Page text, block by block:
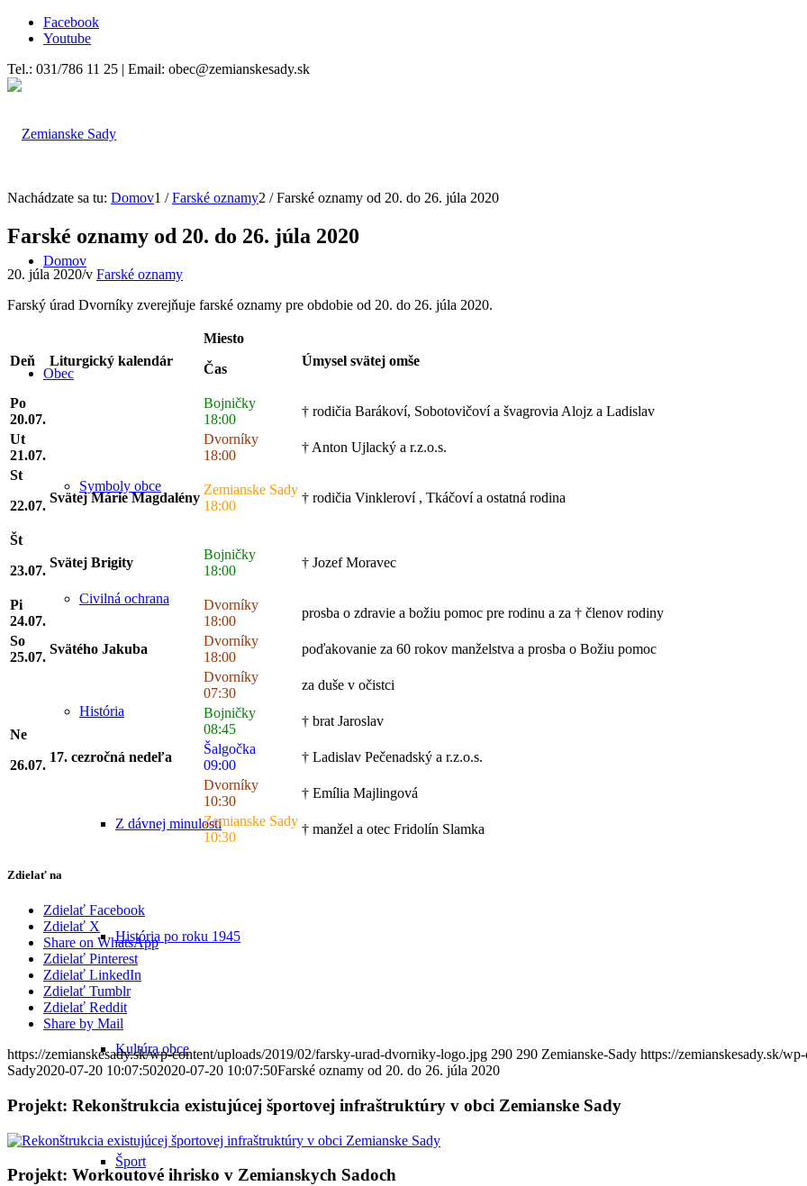
Facebook
Youtube
Tel.: 031/786 11 25 | Email: obec@zemianskesady.sk
Domov
Obec
Symboly obce
Civilná ochrana
História
Z dávnej minulosti
História po roku 1945
Kultúra obce
Šport
Nachádzate sa tu: Domov1 / Farské oznamy2 / Farské oznamy od 20. do 26. júla 2020
Farské oznamy od 20. do 26. júla 2020
20. júla 2020/v Farské oznamy
Farský úrad Dvorníky zverejňuje farské oznamy pre obdobie od 20. do 26. júla 2020.
Deň Liturgický kalendár
Miesto
Čas
Úmysel svätej omše
Po
20.07.
Bojničky
18:00
† rodičia Barákoví, Sobotovičoví a švagrovia Alojz a Ladislav
Ut
21.07.
Dvorníky
18:00
† Anton Ujlacký a r.z.o.s.
St
22.07.
Svätej Márie Magdalény
Zemianske Sady
18:00
† rodičia Vinkleroví , Tkáčoví a ostatná rodina
Št
23.07.
Svätej Brigity
Bojničky
18:00
† Jozef Moravec
Pi
24.07.
Dvorníky
18:00
prosba o zdravie a božiu pomoc pre rodinu a za † členov rodiny
So
25.07.
Svätého Jakuba
Dvorníky
18:00
poďakovanie za 60 rokov manželstva a prosba o Božiu pomoc
Ne
26.07.
17. cezročná nedeľa
Dvorníky
07:30
za duše v očistci
Bojničky
08:45
† brat Jaroslav
Šalgočka
09:00
† Ladislav Pečenadský a r.z.o.s.
Dvorníky
10:30
† Emília Majlingová
Zemianske Sady
10:30
† manžel a otec Fridolín Slamka
Zdielať na
Zdielať Facebook
Zdielať X
Share on WhatsApp
Zdielať Pinterest
Zdielať LinkedIn
Zdielať Tumblr
Zdielať Reddit
Share by Mail
https://zemianskesady.sk/wp-content/uploads/2019/02/farsky-urad-dvorniky-logo.jpg 290 290 Zemianske-Sady https://zemianskesady.sk/
Sady2020-07-20 10:07:502020-07-20 10:07:50Farské oznamy od 20. do 26. júla 2020
Projekt: Rekonštrukcia existujúcej športovej infraštruktúry v obci Zemianske Sady
Projekt: Workoutové ihrisko v Zemianskych Sadoch